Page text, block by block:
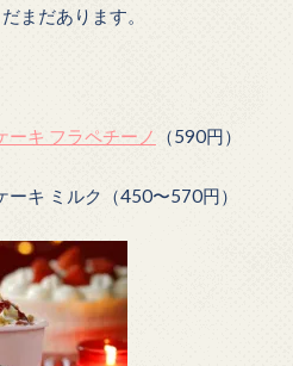
まだあります。
ーキ フラペチーノ （590円）
キ ミルク（450〜570円）